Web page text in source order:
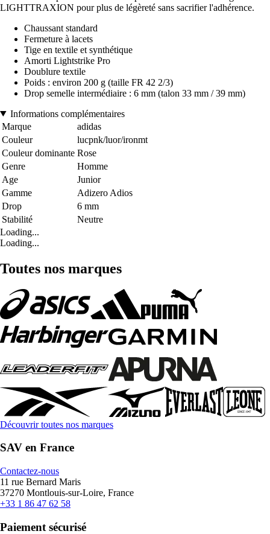
LIGHTTRAXION pour plus de légèreté sans sacrifier l'adhérence.
Chaussant standard
Fermeture à lacets
Tige en textile et synthétique
Amorti Lightstrike Pro
Doublure textile
Poids : environ 200 g (taille FR 42 2/3)
Drop semelle intermédiaire : 6 mm (talon 33 mm / 39 mm)
Informations complémentaires
Marque
adidas
Couleur
lucpnk/luor/ironmt
Couleur dominante Rose
Genre
Homme
Age
Junior
Gamme
Adizero Adios
Drop
6 mm
Stabilité
Neutre
Loading...
Loading...
Toutes nos marques
Découvrir toutes nos marques
SAV en France
Contactez-nous
11 rue Bernard Maris
37270 Montlouis-sur-Loire, France
+33 1 86 47 62 58
Paiement sécurisé